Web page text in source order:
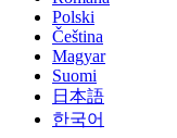
Polski
Čeština
Magyar
Suomi
日本語
한국어